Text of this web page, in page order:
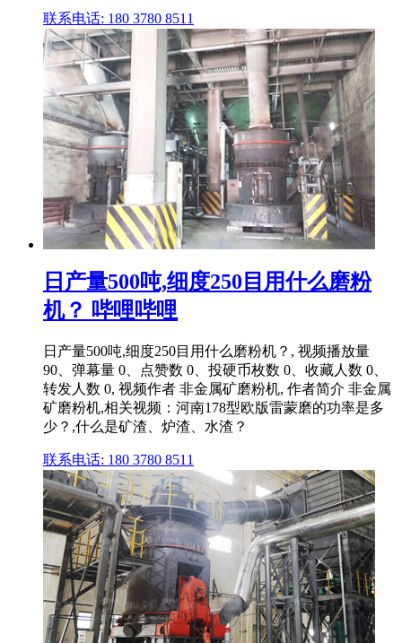
联系电话: 180 3780 8511
日产量500吨,细度250目用什么磨粉
机？ 哔哩哔哩
日产量500吨,细度250目用什么磨粉机？, 视频播放量
90、弹幕量 0、点赞数 0、投硬币枚数 0、收藏人数 0、
转发人数 0, 视频作者 非金属矿磨粉机, 作者简介 非金属
矿磨粉机,相关视频：河南178型欧版雷蒙磨的功率是多
少？,什么是矿渣、炉渣、水渣？
联系电话: 180 3780 8511